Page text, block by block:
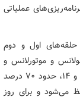
عملیاتی
حلقه‌های اول و دوم
امدادی (آمبولانس و موتورلانس و
غیره) مستقر خواهند شد. همچنین در روزهای ۱۲، ۱۳ و ۱۴، حدود ۷۰ درصد
می‌شود و برای روز